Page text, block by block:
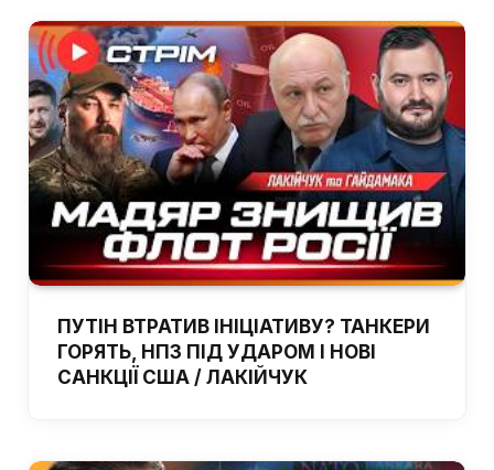
ПУТІН ВТРАТИВ ІНІЦІАТИВУ? ТАНКЕРИ
ГОРЯТЬ, НПЗ ПІД УДАРОМ І НОВІ
САНКЦІЇ США / ЛАКІЙЧУК